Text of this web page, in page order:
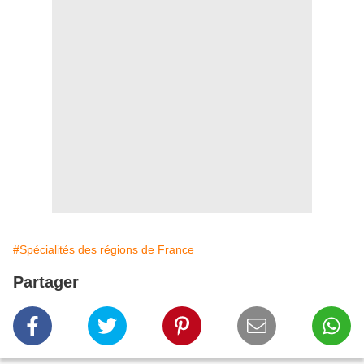
#Spécialités des régions de France
Partager